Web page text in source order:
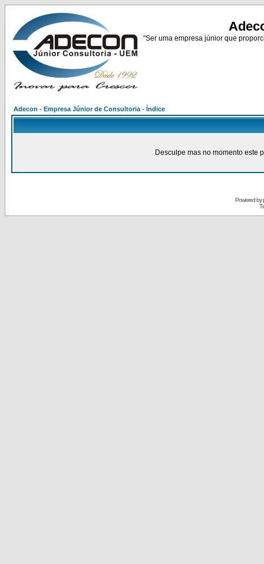
"Ser uma empresa júnior que
Adecon - Empresa Júnior de Consultoria - Índice
Desculpe mas no momento este
Powered by